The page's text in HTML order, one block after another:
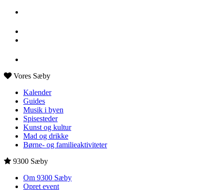
Vores Sæby
Kalender
Guides
Musik i byen
Spisesteder
Kunst og kultur
Mad og drikke
Børne- og familieaktiviteter
9300 Sæby
Om 9300 Sæby
Opret event